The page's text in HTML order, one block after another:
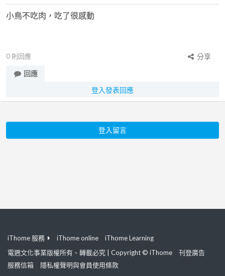
小鳥不吃肉，吃了很感動
0 則回應
分享
回應
登入發表回應
登入留言
iThome 服務 iThome online
iThome Learning
電週文化事業版權所有、轉載必究 | Copyright © iThome
刊登廣告
服務信箱
隱私權聲明與會員使用條款